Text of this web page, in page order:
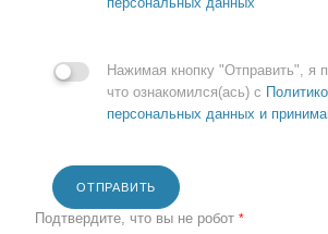
Нажимая кнопку "Отправить", я
что ознакомился(ась) с
персональных данных и
ОТПРАВИТЬ
Подтвердите, что вы не робот *